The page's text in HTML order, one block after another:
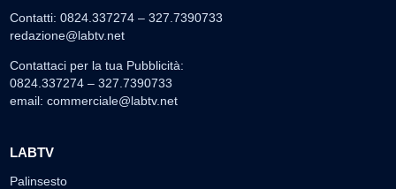
Contatti: 0824.337274 – 327.7390733
redazione@labtv.net
Contattaci per la tua Pubblicità:
0824.337274 – 327.7390733
email: commerciale@labtv.net
LABTV
Palinsesto